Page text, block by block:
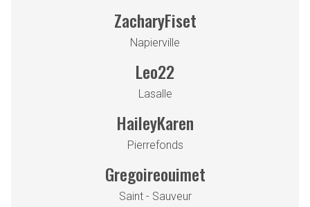
ZacharyFiset
Napierville
Leo22
Lasalle
HaileyKaren
Pierrefonds
Gregoireouimet
Saint - Sauveur